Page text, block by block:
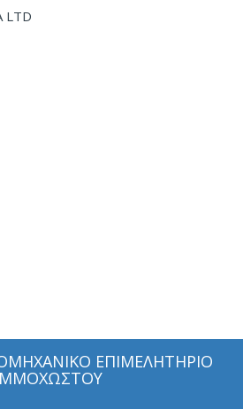
LTD
ΕΠΙΜΕΛΗΤΗΡΙΟ